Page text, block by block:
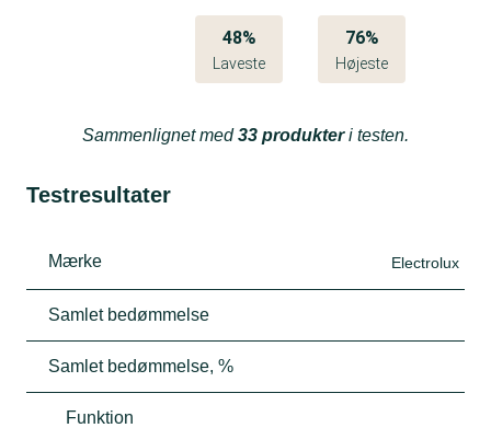
48%
Laveste
76%
Højeste
Sammenlignet med33 produkteri testen.
Testresultater
Mærke Electrolux
Samlet bedømmelse
Samlet bedømmelse, %
Funktion